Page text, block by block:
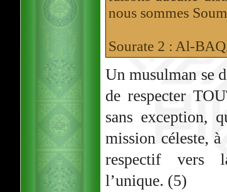
nous sommes
Sourate 2 : Al-
Un musulman se
de respecter
sans exception,
mission céleste,
respectif vers
l’unique. (5)